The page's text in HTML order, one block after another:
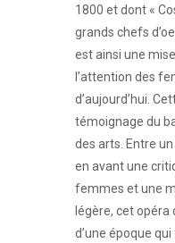
1800 et dont «
grands chefs
est ainsi une
l’attention des
d’aujourd’hui.
témoignage du
des arts. Entre
en avant une
femmes et une
légère, cet
d’une époque